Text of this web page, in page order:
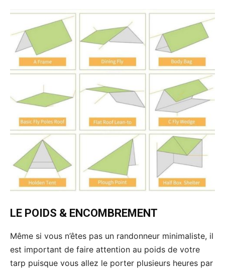
LE POIDS & ENCOMBREMENT
Même si vous n’êtes pas un randonneur minimaliste, il
est important de faire attention au poids de votre
tarp puisque vous allez le porter plusieurs heures par